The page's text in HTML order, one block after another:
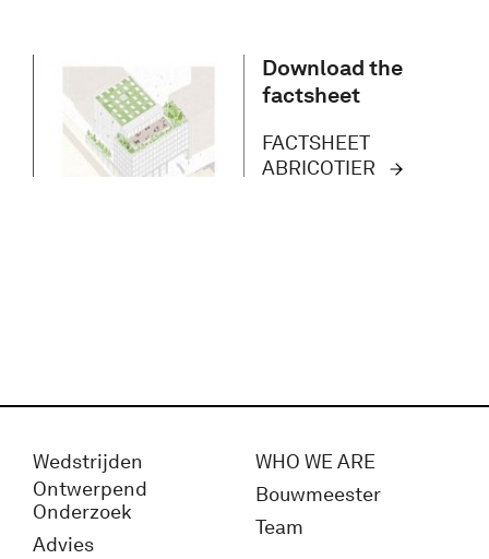
Download the
factsheet
FACTSHEET
ABRICOTIER
Wedstrijden
Ontwerpend
Onderzoek
Advies
WHO WE ARE
Bouwmeester
Team